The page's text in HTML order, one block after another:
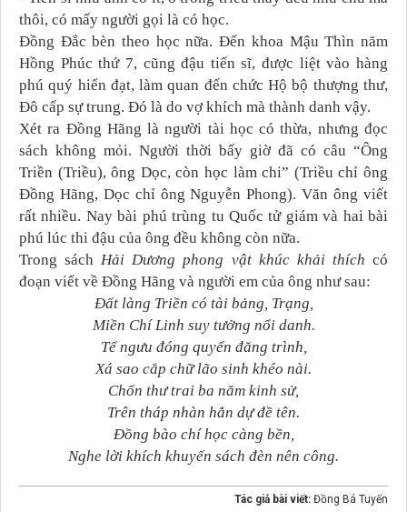
thôi, có mấy người gọi là có học.
Đồng Đắc bèn theo học nữa. Đến khoa Mậu Thìn năm
Hồng Phúc thứ 7, cũng đậu tiến sĩ, được liệt vào hàng
phú quý hiển đạt, làm quan đến chức Hộ bộ thượng thư,
Đô cấp sự trung. Đó là do vợ khích mà thành danh vậy.
Xét ra Đồng Hãng là người tài học có thừa, nhưng đọc
sách không mỏi. Người thời bấy giờ đã có câu “Ông
Triền (Triều), ông Dọc, còn học làm chi” (Triều chỉ ông
Đồng Hãng, Dọc chỉ ông Nguyễn Phong). Văn ông viết
rất nhiều. Nay bài phú trùng tu Quốc tử giám và hai bài
phú lúc thi đậu của ông đều không còn nữa.
Trong sáchHải Dương phong vật khúc khải thích có
đoạn viết về Đồng Hãng và người em của ông như sau:
Đất làng Triền có tài bảng, Trạng,
Miền Chí Linh suy tưởng nổi danh.
Tể ngưu đóng quyển đăng trình,
Xá sao cắp chữ lão sinh khéo nài.
Chốn thư trai ba năm kinh sử,
Trên tháp nhàn hẳn dự đề tên.
Đồng bào chí học càng bền,
Nghe lời khích khuyến sách đèn nên công.
Tác giả bài viết: Đồng Bá Tuyến